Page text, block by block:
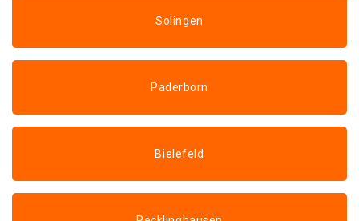
Solingen
Paderborn
Bielefeld